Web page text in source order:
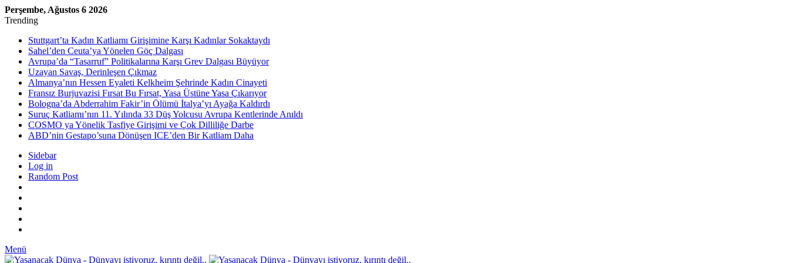
Perşembe, Ağustos 6 2026
Trending
Stuttgart’ta Kadın Katliamı Girişimine Karşı Kadınlar Sokaktaydı
Sahel’den Ceuta’ya Yönelen Göç Dalgası
Avrupa’da “Tasarruf” Politikalarına Karşı Grev Dalgası Büyüyor
Uzayan Savaş, Derinleşen Çıkmaz
Almanya’nın Hessen Eyaleti Kelkheim Şehrinde Kadın Cinayeti
Fransız Burjuvazisi Fırsat Bu Fırsat, Yasa Üstüne Yasa Çıkarıyor
Bologna’da Abderrahim Fakir’in Ölümü İtalya’yı Ayağa Kaldırdı
Suruç Katliamı’nın 11. Yılında 33 Düş Yolcusu Avrupa Kentlerinde Anıldı
COSMO ya Yönelik Tasfiye Girişimi ve Çok Dilliliğe Darbe
ABD’nin Gestapo’suna Dönüşen ICE’den Bir Katliam Daha
Sidebar
Log in
Random Post
Menü